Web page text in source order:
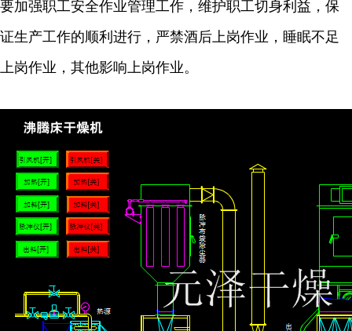
要加强职工安全作业管理工作，维护职工切身利益，保
证生产工作的顺利进行，严禁酒后上岗作业，睡眠不足
上岗作业，其他影响上岗作业。